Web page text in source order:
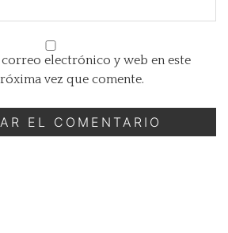
electrónico y web en este
vez que comente.